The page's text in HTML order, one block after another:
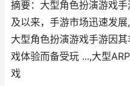
摘要：大型角色扮演游戏
及以来，手游市场迅速发展
大型角色扮演游戏手游因
戏体验而备受玩 ...,大型
戏